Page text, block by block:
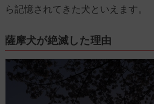
ら記憶されてきた犬といえます。
薩摩犬が絶滅した理由